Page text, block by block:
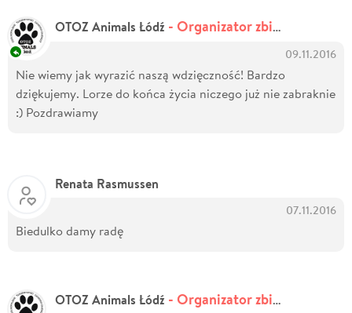
OTOZ Animals Łódź - Organizator zbiórki
09.11.2016
Nie wiemy jak wyrazić naszą wdzięczność! Bardzo
dziękujemy. Lorze do końca życia niczego już nie zabraknie
:) Pozdrawiamy
Renata Rasmussen
07.11.2016
Biedulko damy radę
OTOZ Animals Łódź - Organizator zbiórki